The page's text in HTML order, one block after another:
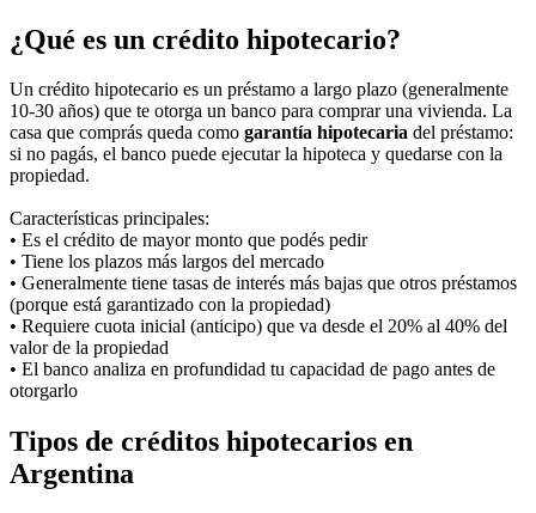
¿Qué es un crédito hipotecario?
Un crédito hipotecario es un préstamo a largo plazo (generalmente
10-30 años) que te otorga un banco para comprar una vivienda. La
casa que comprás queda como garantía hipotecaria del préstamo:
si no pagás, el banco puede ejecutar la hipoteca y quedarse con la
propiedad.
Características principales:
• Es el crédito de mayor monto que podés pedir
• Tiene los plazos más largos del mercado
• Generalmente tiene tasas de interés más bajas que otros préstamos
(porque está garantizado con la propiedad)
• Requiere cuota inicial (anticipo) que va desde el 20% al 40% del
valor de la propiedad
• El banco analiza en profundidad tu capacidad de pago antes de
otorgarlo
Tipos de créditos hipotecarios en
Argentina